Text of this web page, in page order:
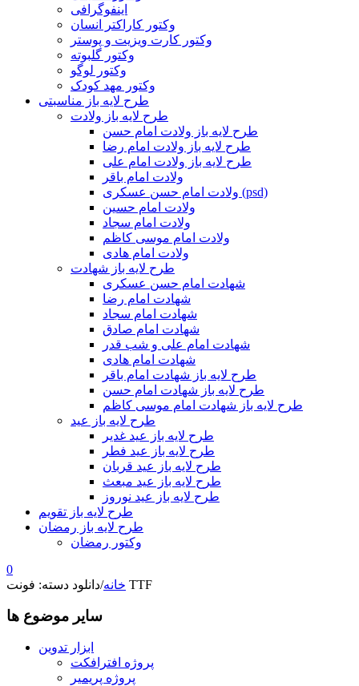
اینفوگرافی
وکتور کاراکتر انسان
وکتور کارت ویزیت و پوستر
وکتور گلبوته
وکتور لوگو
وکتور مهد کودک
طرح لایه باز مناسبتی
طرح لایه باز ولادت
طرح لایه باز ولادت امام حسن
طرح لایه باز ولادت امام رضا
طرح لایه باز ولادت امام علی
ولادت امام باقر
ولادت امام حسن عسکری (psd)
ولادت امام حسین
ولادت امام سجاد
ولادت امام موسی کاظم
ولادت امام هادی
طرح لایه باز شهادت
شهادت امام حسن عسکری
شهادت امام رضا
شهادت امام سجاد
شهادت امام صادق
شهادت امام علی و شب قدر
شهادت امام هادی
طرح لایه باز شهادت امام باقر
طرح لایه باز شهادت امام حسن
طرح لایه باز شهادت امام موسی کاظم
طرح لایه باز عید
طرح لایه باز عید غدیر
طرح لایه باز عید فطر
طرح لایه باز عید قربان
طرح لایه باز عید مبعث
طرح لایه باز عید نوروز
طرح لایه باز تقویم
طرح لایه باز رمضان
وکتور رمضان
0
خانه/ دانلود دسته: فونت TTF
سایر موضوع ها
ابزار تدوین
پروژه افترافکت
پروژه پریمیر